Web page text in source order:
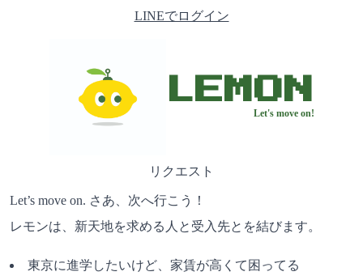
LINEでログイン
LEMON
Let's move on!
リクエスト
Let’s move on. さあ、次へ行こう！
レモンは、新天地を求める人と受入先とを結びます。
東京に進学したいけど、家賃が高くて困ってる